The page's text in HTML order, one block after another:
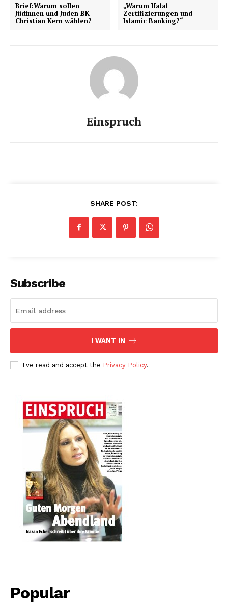
Company
Brief:Warum sollen
Jüdinnen und Juden BK
Christian Kern wählen?
„Warum Halal
Zertifizierungen und
Islamic Banking?“
Einspruch
SHARE POST:
Subscribe
I WANT IN
I've read and accept the Privacy Policy.
Popular